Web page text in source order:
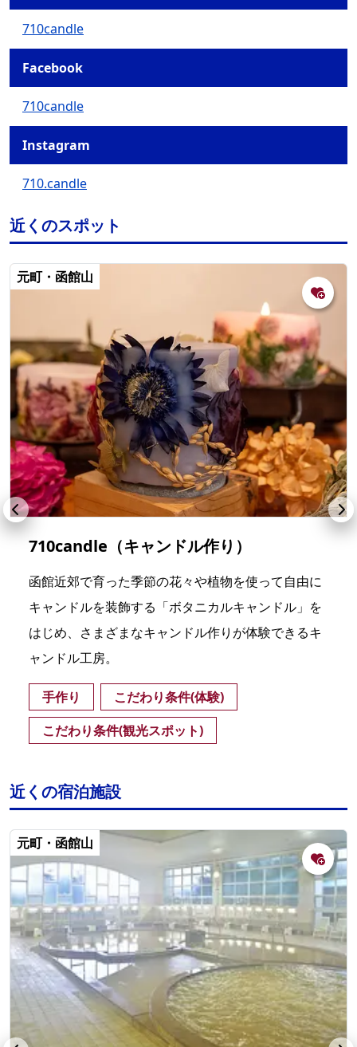
710candle
Facebook
710candle
Instagram
710.candle
近くのスポット
元町・函館山
710candle（キャンドル作り）
函館近郊で育った季節の花々や植物を使って自由に
キャンドルを装飾する「ボタニカルキャンドル」を
はじめ、さまざまなキャンドル作りが体験できるキ
ャンドル工房。
手作り
こだわり条件(体験)
こだわり条件(観光スポット)
近くの宿泊施設
元町・函館山